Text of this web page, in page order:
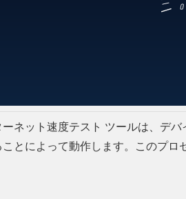
ーネット速度テスト ツールは、デ
とによって動作します。このプロ